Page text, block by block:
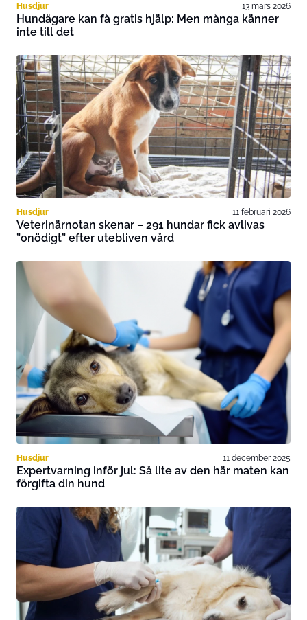
Husdjur 13 mars 2026
Hundägare kan få gratis hjälp: Men många känner
inte till det
Husdjur 11 februari 2026
Veterinärnotan skenar – 291 hundar fick avlivas
”onödigt” efter utebliven vård
Husdjur 11 december 2025
Expertvarning inför jul: Så lite av den här maten kan
förgifta din hund